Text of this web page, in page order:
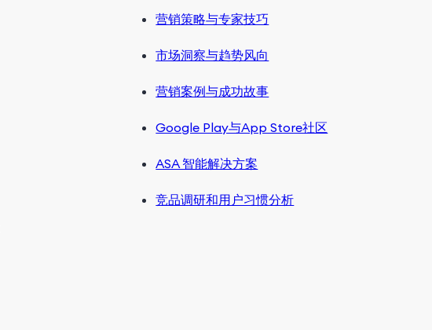
营销策略与专家技巧
市场洞察与趋势风向
营销案例与成功故事
Google Play与App Store社区
ASA 智能解决方案
竞品调研和用户习惯分析